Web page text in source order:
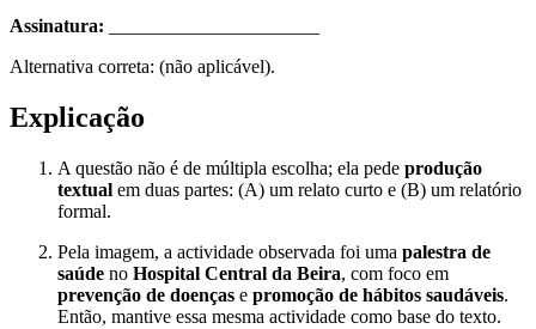
Assinatura:
Alternativa correta: (não aplicável).
Explicação
A questão não é de múltipla escolha; ela pede produção
textual em duas partes: (A) um relato curto e (B) um relatório
formal.
Pela imagem, a actividade observada foi uma palestra de
saúde no Hospital Central da Beira, com foco em
prevenção de doenças e promoção de hábitos saudáveis.
Então, mantive essa mesma actividade como base do texto.